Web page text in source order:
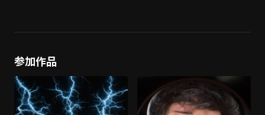
参加作品